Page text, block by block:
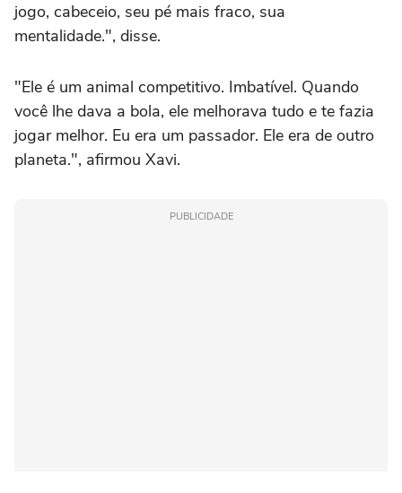
jogo, cabeceio, seu pé mais fraco, sua
mentalidade.", disse.
"Ele é um animal competitivo. Imbatível. Quando
você lhe dava a bola, ele melhorava tudo e te fazia
jogar melhor. Eu era um passador. Ele era de outro
planeta.", afirmou Xavi.
PUBLICIDADE